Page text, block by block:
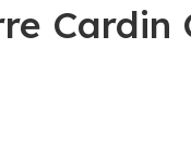
Cardin